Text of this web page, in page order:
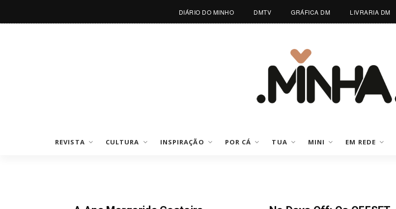
DIÁRIO DO MINHO DMTV GRÁFICA DM LIVRARIA DM
REVISTA CULTURA INSPIRAÇÃO POR CÁ TUA MINI EM REDE